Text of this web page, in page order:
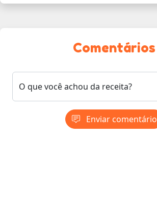
Comentários
O que você achou da receita?
Enviar comentário